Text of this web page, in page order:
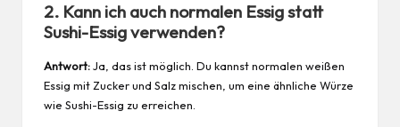
2. Kann ich auch normalen Essig statt
Sushi-Essig verwenden?
Antwort:Ja, das ist möglich. Du kannst normalen weißen
Essig mit Zucker und Salz mischen, um eine ähnliche Würze
wie Sushi-Essig zu erreichen.